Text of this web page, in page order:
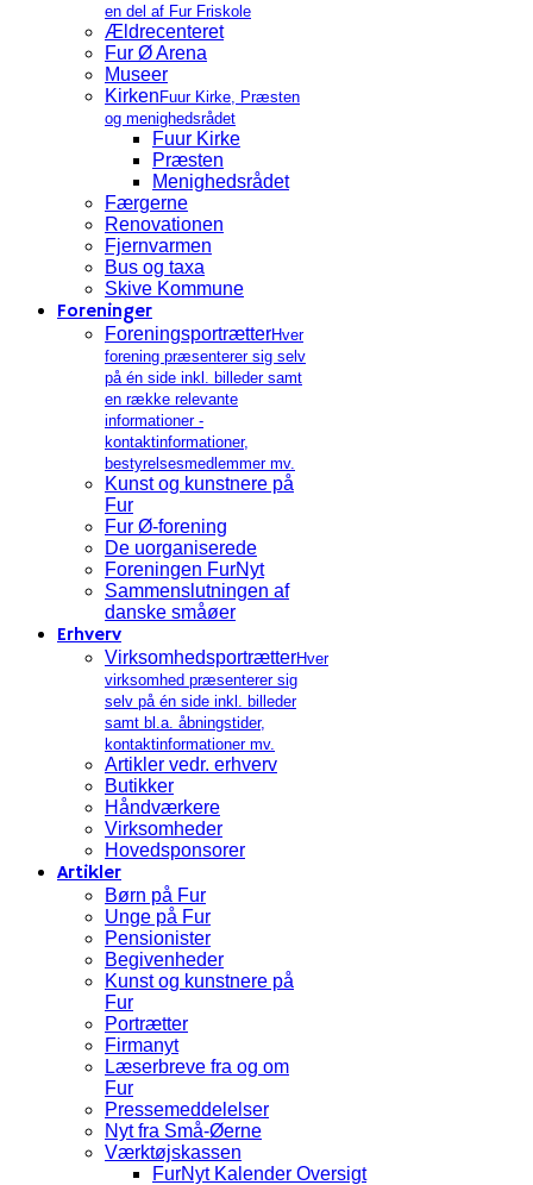
en del af Fur Friskole
Ældrecenteret
Fur Ø Arena
Museer
Kirken Fuur Kirke, Præsten
og menighedsrådet
Fuur Kirke
Præsten
Menighedsrådet
Færgerne
Renovationen
Fjernvarmen
Bus og taxa
Skive Kommune
Foreninger
ForeningsportrætterHver
forening præsenterer sig selv
på én side inkl. billeder samt
en række relevante
informationer -
kontaktinformationer,
bestyrelsesmedlemmer mv.
Kunst og kunstnere på
Fur
Fur Ø-forening
De uorganiserede
Foreningen FurNyt
Sammenslutningen af
danske småøer
Erhverv
VirksomhedsportrætterHver
virksomhed præsenterer sig
selv på én side inkl. billeder
samt bl.a. åbningstider,
kontaktinformationer mv.
Artikler vedr. erhverv
Butikker
Håndværkere
Virksomheder
Hovedsponsorer
Artikler
Børn på Fur
Unge på Fur
Pensionister
Begivenheder
Kunst og kunstnere på
Fur
Portrætter
Firmanyt
Læserbreve fra og om
Fur
Pressemeddelelser
Nyt fra Små-Øerne
Værktøjskassen
FurNyt Kalender Oversigt